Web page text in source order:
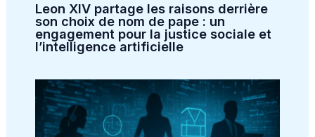
Leon XIV partage les raisons derrière
son choix de nom de pape : un
engagement pour la justice sociale et
l’intelligence artificielle